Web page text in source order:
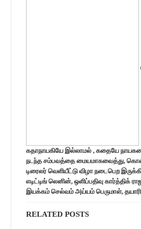
கதாநாயகியே இல்லாமல் , கதையே
நடந்த சம்பவத்தை மையமாகவைத்து,
டிரைலர் வெளியீட்டு விழா நடைபெற
எடிட்டிங் லெனின், ஒளிப்பதிவு
இயக்கம் செல்வம் அய்யம் பெருமாள்,
RELATED POSTS